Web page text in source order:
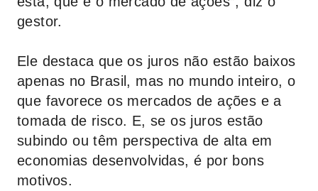
gestor.
Ele destaca que os juros não estão baixos
apenas no Brasil, mas no mundo inteiro, o
que favorece os mercados de ações e a
tomada de risco. E, se os juros estão
subindo ou têm perspectiva de alta em
economias desenvolvidas, é por bons
motivos.